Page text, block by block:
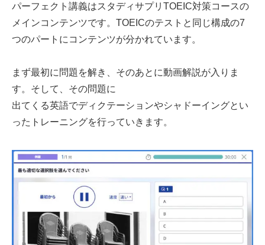
パーフェクト講義はスタディサプリTOEIC対策コースの
メインコンテンツです。TOEICのテストと同じ構成の7
つのパートにコンテンツが分かれています。
まず最初に問題を解き、そのあとに動画解説が入りま
す。そして、その問題に
出てくる英語でディクテーションやシャドーイングとい
ったトレーニングを行っていきます。